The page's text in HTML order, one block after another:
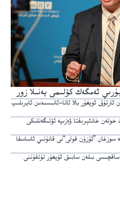
ئەمگەك كۆلىمى يەنىلا زور
رايونىدا 143 مىڭدىن ئارتۇق ئويغۇر بالا ئاتا-ئانىسىدىن ئايرىلىپ
خانئېرىقتا ۋەزىپە ئۆتىگەنلىكى
”ئۇزۇن قولى“نى قانۇنىي ئاساسقا
بىلەن سابىق ئۇيغۇر تۇتقۇننى